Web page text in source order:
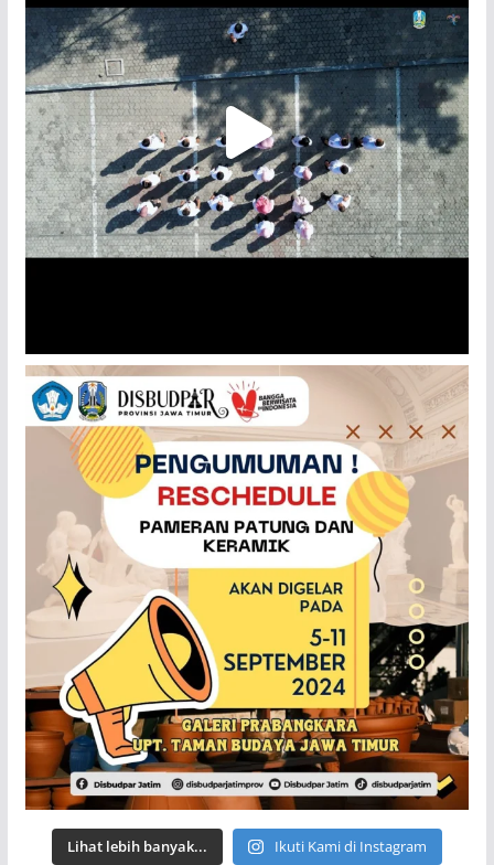
Lihat lebih banyak... Ikuti Kami di Instagram